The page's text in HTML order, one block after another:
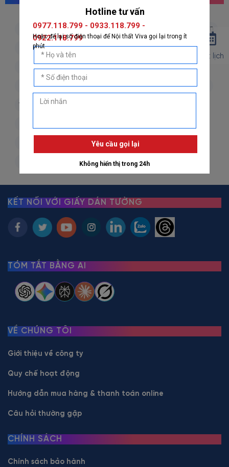
giấy dán tường hàn quốc giấy dán tường nhật bản
giấy dán tường 3d giấy dán tường phòng khách
giấy dán tường phòng ngủ giấy dán tường bếp
giấy dán tường phòng thờ giấy dán tường trẻ em
vải dán tường
giấy dán tường giả gỗ giấy dán tường giả gạch
giấy dán tường giả vải giấy dán tường giá rẻ
KẾT NỐI VỚI GIẤY DÁN TƯỜNG
TÓM TẮT BẰNG AI
VỀ CHÚNG TÔI
Giới thiệu về công ty
Quy chế hoạt động
Hướng dẫn mua hàng & thanh toán online
Câu hỏi thường gặp
CHÍNH SÁCH
Chính sách bảo hành
Đặt lịch